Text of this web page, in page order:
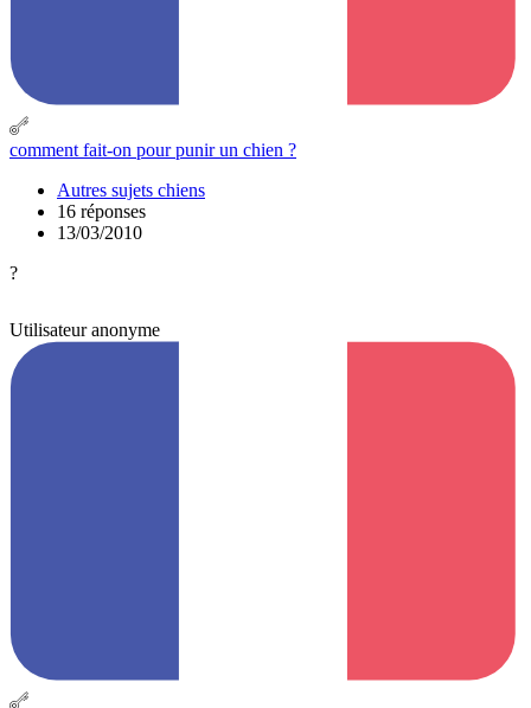
comment fait-on pour punir un chien ?
Autres sujets chiens
16 réponses
13/03/2010
?
Utilisateur anonyme